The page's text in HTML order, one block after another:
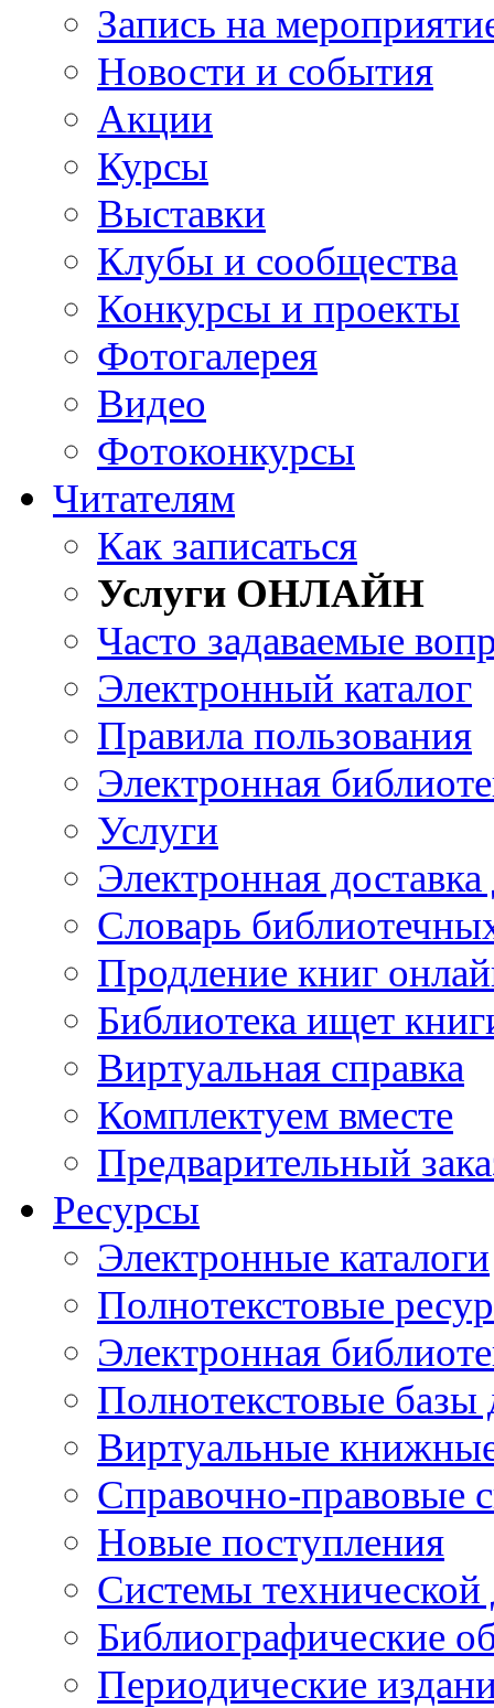
Запись на
Новости и события
Акции
Курсы
Выставки
Клубы и сообщества
Конкурсы и проекты
Фотогалерея
Видео
Фотоконкурсы
Читателям
Как записаться
Услуги ОНЛАЙН
Часто задаваемые
Электронный каталог
Правила пользования
Электронная
Услуги
Электронная
Словарь
Продление книг
Библиотека ищет
Виртуальная справка
Комплектуем вместе
Предварительный
Ресурсы
Электронные каталоги
Полнотекстовые
Электронная
Полнотекстовые
Виртуальные
Справочно-правовые
Новые поступления
Cистемы
Библиографические
Периодические